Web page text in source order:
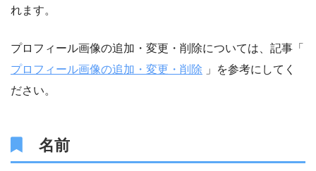
れます。
プロフィール画像の追加・変更・削除については、記事「
プロフィール画像の追加・変更・削除 」を参考にしてく
ださい。
名前